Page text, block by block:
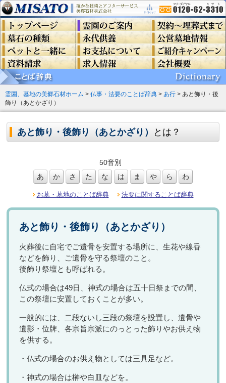
霊園、墓地の美郷石材ホーム > 仏事・法要のことば辞典 > あ行 > あと飾り・後
飾り（あとかざり）
あと飾り・後飾り（あとかざり） とは？
50音別
あ
か さ た な は ま や ら わ
お墓・墓地のことば辞典 法要に関することば辞典
あと飾り・後飾り（あとかざり）
火葬後に自宅でご遺骨を安置する場所に、生花や線香
などを飾り、ご遺骨を守る祭壇のこと。
後飾り祭壇とも呼ばれる。
仏式の場合は49日、神式の場合は五十日祭までの間、
この祭壇に安置しておくことが多い。
一般的には、二段ないし三段の祭壇を設置し、遺骨や
遺影・位牌、各宗旨宗派にのっとった飾りやお供え物
を供する。
・仏式の場合のお供え物としては三具足など。
・神式の場合は榊や白皿などを。